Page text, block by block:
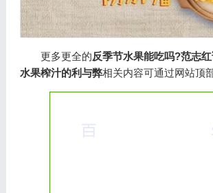
更多更全的反季节水果能吃吗?范志红
水果榨汁的利与弊相关内容可通过网站顶